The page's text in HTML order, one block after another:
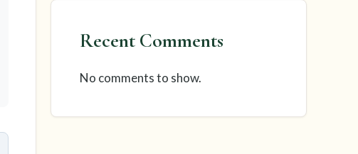
Recent Comments
No comments to show.